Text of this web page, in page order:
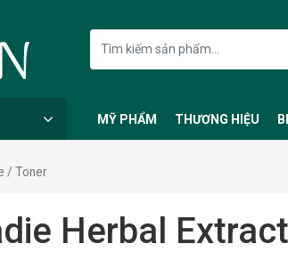
MỸ PHẨM THƯƠNG HIỆU
/ Toner
Herbal